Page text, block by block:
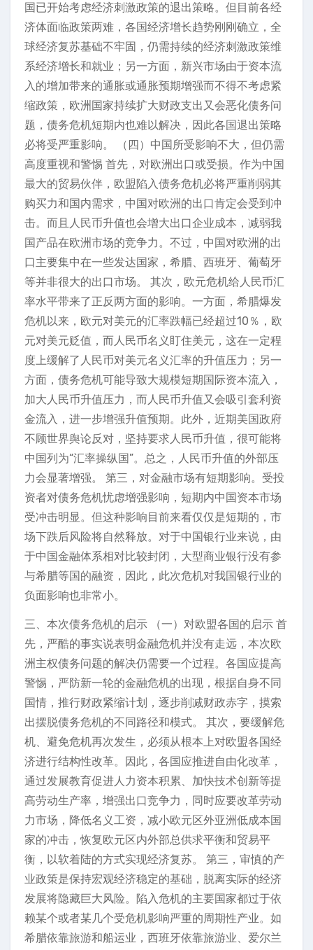
国已开始考虑经济刺激政策的退出策略。但目前各经
济体面临政策两难，各国经济增长趋势刚刚确立，全
球经济复苏基础不牢固，仍需持续的经济刺激政策维
系经济增长和就业；另一方面，新兴市场由于资本流
入的增加带来的通胀或通胀预期增强而不得不考虑紧
缩政策，欧洲国家持续扩大财政支出又会恶化债务问
题，债务危机短期内也难以解决，因此各国退出策略
必将受严重影响。 （四）中国所受影响不大，但仍需
高度重视和警惕 首先，对欧洲出口或受损。作为中国
最大的贸易伙伴，欧盟陷入债务危机必将严重削弱其
购买力和国内需求，中国对欧洲的出口肯定会受到冲
击。而且人民币升值也会增大出口企业成本，减弱我
国产品在欧洲市场的竞争力。不过，中国对欧洲的出
口主要集中在一些发达国家，希腊、西班牙、葡萄牙
等并非很大的出口市场。 其次，欧元危机给人民币汇
率水平带来了正反两方面的影响。一方面，希腊爆发
危机以来，欧元对美元的汇率跌幅已经超过10％，欧
元对美元贬值，而人民币名义盯住美元，这在一定程
度上缓解了人民币对美元名义汇率的升值压力；另一
方面，债务危机可能导致大规模短期国际资本流入，
加大人民币升值压力，而人民币升值又会吸引套利资
金流入，进一步增强升值预期。此外，近期美国政府
不顾世界舆论反对，坚持要求人民币升值，很可能将
中国列为“汇率操纵国”。总之，人民币升值的外部压
力会显著增强。 第三，对金融市场有短期影响。受投
资者对债务危机忧虑增强影响，短期内中国资本市场
受冲击明显。但这种影响目前来看仅仅是短期的，市
场下跌后风险将自然释放。对于中国银行业来说，由
于中国金融体系相对比较封闭，大型商业银行没有参
与希腊等国的融资，因此，此次危机对我国银行业的
负面影响也非常小。
三、本次债务危机的启示 （一）对欧盟各国的启示 首
先，严酷的事实说表明金融危机并没有走远，本次欧
洲主权债务问题的解决仍需要一个过程。各国应提高
警惕，严防新一轮的金融危机的出现，根据自身不同
国情，推行财政紧缩计划，逐步削减财政赤字，摸索
出摆脱债务危机的不同路径和模式。 其次，要缓解危
机、避免危机再次发生，必须从根本上对欧盟各国经
济进行结构性改革。因此，各国应推进自由化改革，
通过发展教育促进人力资本积累、加快技术创新等提
高劳动生产率，增强出口竞争力，同时应要改革劳动
力市场，降低名义工资，减小欧元区外亚洲低成本国
家的冲击，恢复欧元区内外部总供求平衡和贸易平
衡，以软着陆的方式实现经济复苏。 第三，审慎的产
业政策是保持宏观经济稳定的基础，脱离实际的经济
发展将隐藏巨大风险。陷入危机的主要国家都过于依
赖某个或者某几个受危机影响严重的周期性产业。如
希腊依靠旅游和船运业，西班牙依靠旅游业、爱尔兰